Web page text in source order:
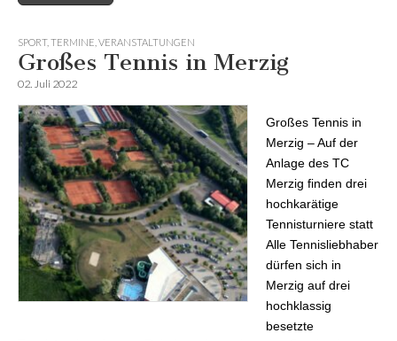
SPORT, TERMINE VERANSTALTUNGEN
Großes Tennis in Merzig
02. Juli 2022
Großes Tennis in
Merzig – Auf der
Anlage des TC
Merzig finden drei
hochkarätige
Tennisturniere statt
Alle Tennisliebhaber
dürfen sich in
Merzig auf drei
hochklassig
besetzte